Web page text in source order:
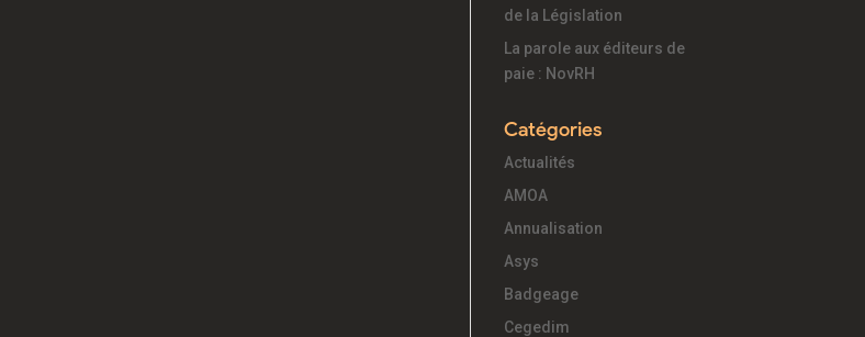
de la Législation
La parole aux éditeurs de
paie : NovRH
Catégories
Actualités
AMOA
Annualisation
Asys
Badgeage
Cegedim